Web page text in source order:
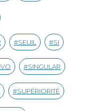
SEUIL SI
SINGULAR
SUPÉRIORITÉ